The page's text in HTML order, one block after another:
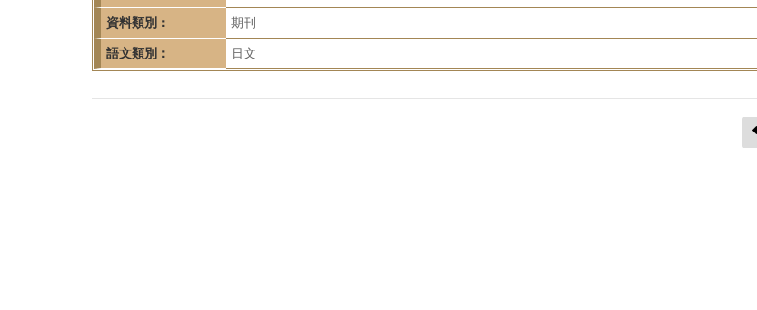
資料類別： 期刊
語文類別： 日文